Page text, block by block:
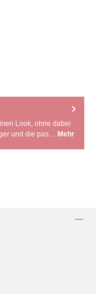
Look, ohne dabei
und die pas… Mehr